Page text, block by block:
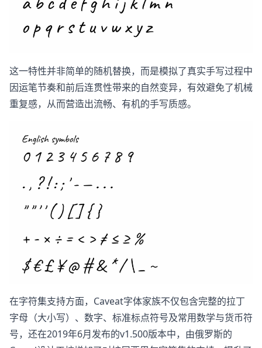
这一特性并非简单的随机替换，而是模拟了真实手写过程中
因运笔节奏和前后连贯性带来的自然变异，有效避免了机械
重复感，从而营造出流畅、有机的手写质感。
在字符集支持方面，Caveat字体家族不仅包含完整的拉丁
字母（大小写）、数字、标准标点符号及常用数学与货币符
号，还在2019年6月发布的v1.500版本中，由俄罗斯的